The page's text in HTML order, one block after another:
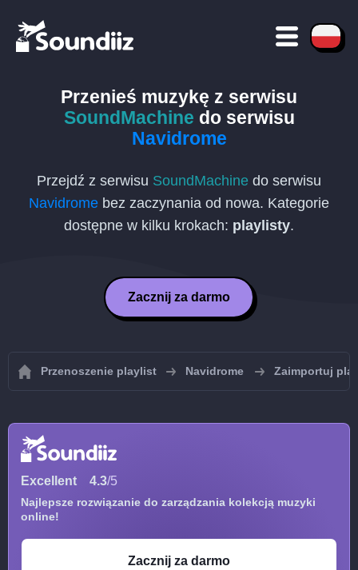
Przenieś muzykę z serwisu
SoundMachine do serwisu
Navidrome
Przejdź z serwisu SoundMachine do serwisu
Navidrome bez zaczynania od nowa. Kategorie
dostępne w kilku krokach: playlisty.
Zacznij za darmo
Przenoszenie playlist Navidrome Zaimportuj
Excellent 4.3/5
Najlepsze rozwiązanie do zarządzania kolekcją muzyki
online!
Zacznij za darmo